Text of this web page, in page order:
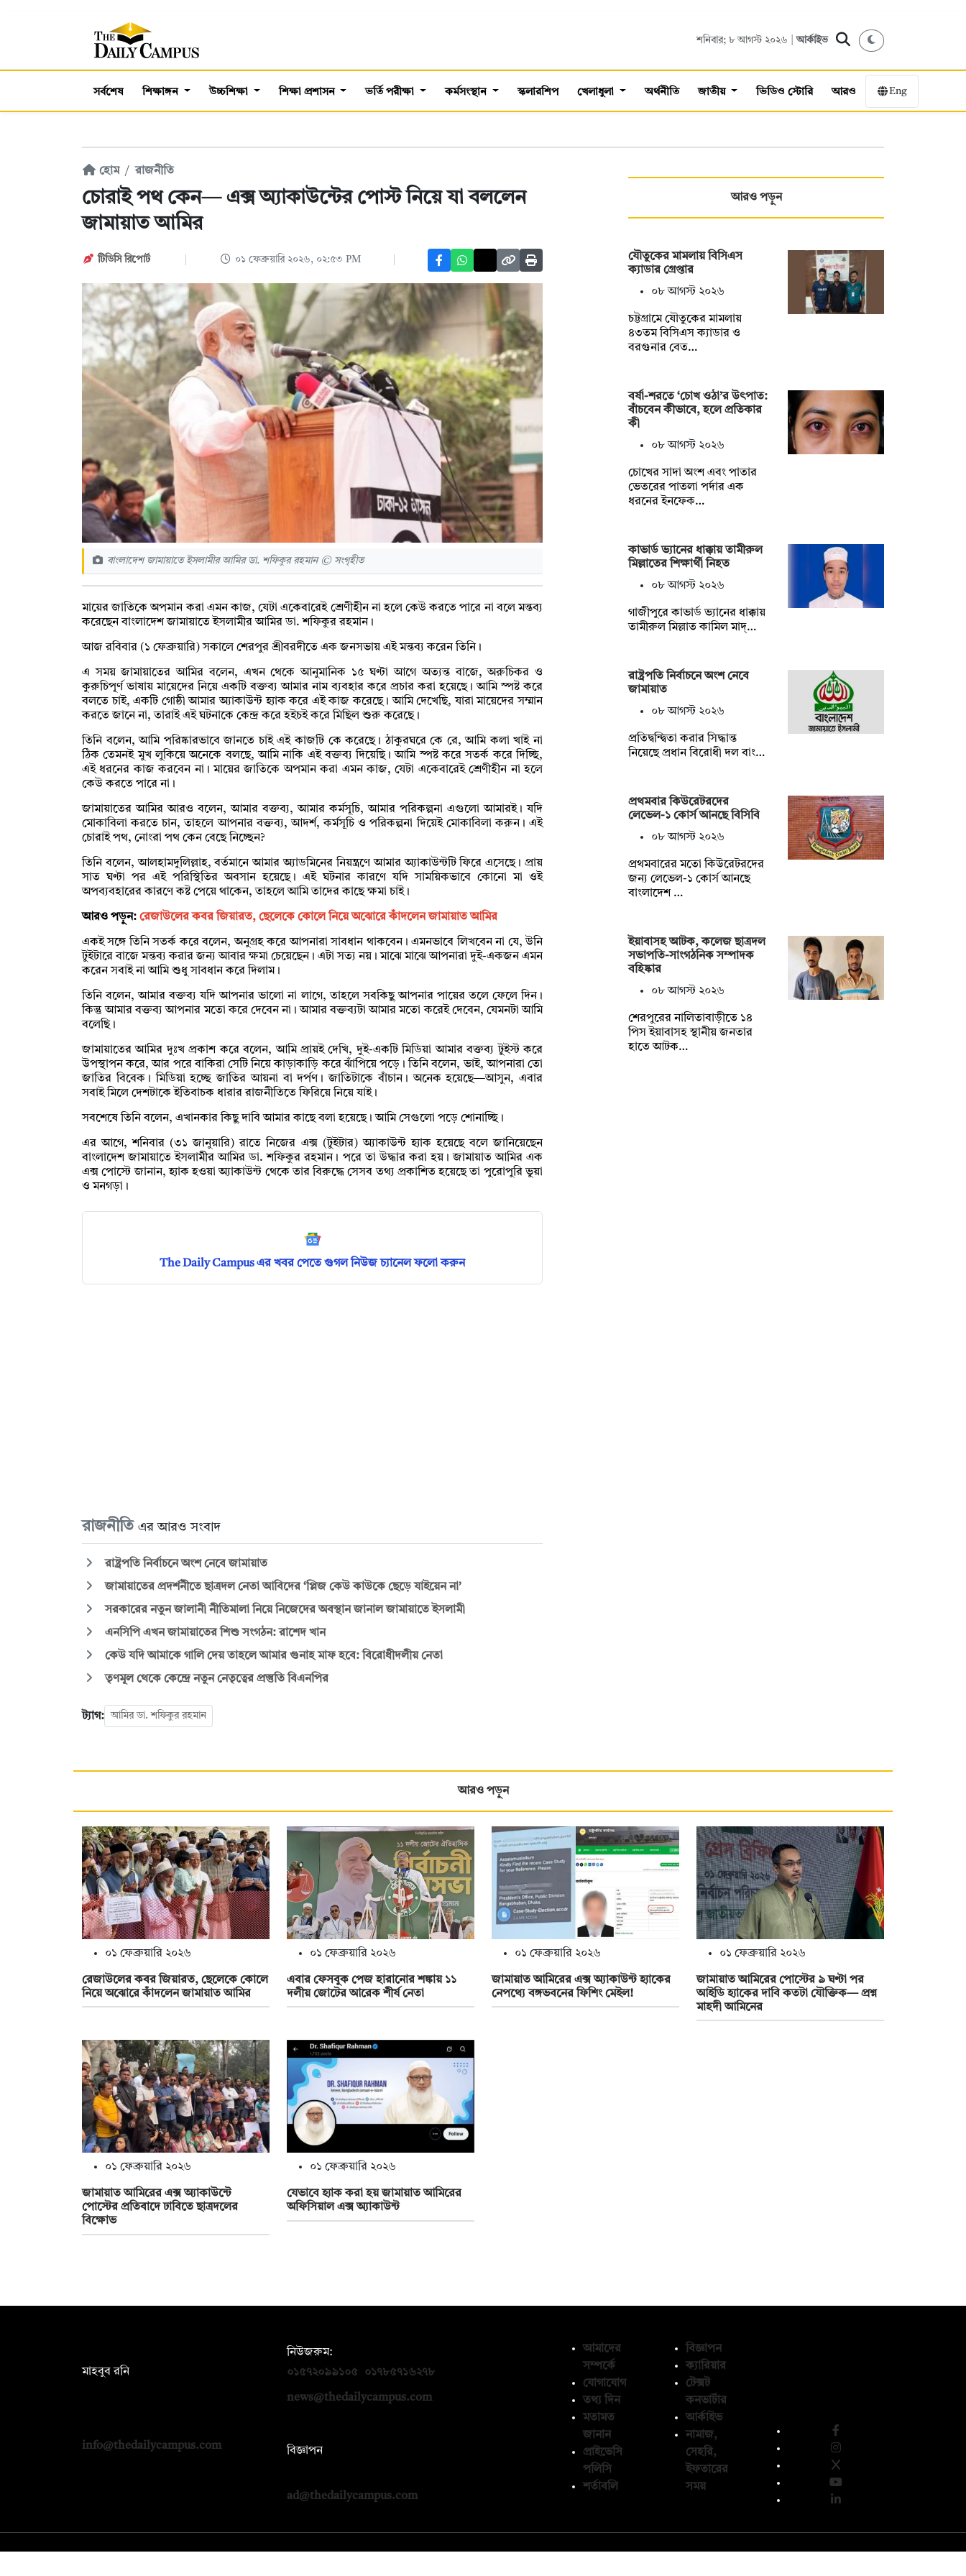
শনিবার; ৮ আগস্ট ২০২৬ |আর্কাইভ
সর্বশেষ শিক্ষাঙ্গন উচ্চশিক্ষা শিক্ষা প্রশাসন ভর্তি পরীক্ষা কর্মসংস্থান স্কলারশিপ খেলাধুলা অর্থনীতি জাতীয় ভিডিও স্টোরি আরও Eng
হোম রাজনীতি
চোরাই পথ কেন— এক্স অ্যাকাউন্টের পোস্ট নিয়ে যা বললেন
জামায়াত আমির
টিডিসি রিপোর্ট ০১ ফেব্রুয়ারি ২০২৬, ০২:৫৩ PM
বাংলাদেশ জামায়াতে ইসলামীর আমির ডা. শফিকুর রহমান © সংগৃহীত
মায়ের জাতিকে অপমান করা এমন কাজ, যেটা একেবারেই শ্রেণীহীন না হলে কেউ করতে পারে না বলে মন্তব্য
করেছেন বাংলাদেশ জামায়াতে ইসলামীর আমির ডা. শফিকুর রহমান।
আজ রবিবার (১ ফেব্রুয়ারি) সকালে শেরপুর শ্রীবরদীতে এক জনসভায় এই মন্তব্য করেন তিনি।
এ সময় জামায়াতের আমির বলেন, এখন থেকে আনুমানিক ১৫ ঘণ্টা আগে অত্যন্ত বাজে, অরুচিকর ও
কুরুচিপূর্ণ ভাষায় মায়েদের নিয়ে একটি বক্তব্য আমার নাম ব্যবহার করে প্রচার করা হয়েছে। আমি স্পষ্ট করে
বলতে চাই, একটি গোষ্ঠী আমার অ্যাকাউন্ট হ্যাক করে এই কাজ করেছে। আমি দেখেছি, যারা মায়েদের সম্মান
করতে জানে না, তারাই এই ঘটনাকে কেন্দ্র করে হইচই করে মিছিল শুরু করেছে।
তিনি বলেন, আমি পরিষ্কারভাবে জানতে চাই এই কাজটি কে করেছে। ঠাকুরঘরে কে রে, আমি কলা খাই না
ঠিক তেমনই মুখ লুকিয়ে অনেকে বলছে, আমি নাকি এই বক্তব্য দিয়েছি। আমি স্পষ্ট করে সতর্ক করে দিচ্ছি,
এই ধরনের কাজ করবেন না। মায়ের জাতিকে অপমান করা এমন কাজ, যেটা একেবারেই শ্রেণীহীন না হলে
কেউ করতে পারে না।
জামায়াতের আমির আরও বলেন, আমার বক্তব্য, আমার কর্মসূচি, আমার পরিকল্পনা এগুলো আমারই। যদি
মোকাবিলা করতে চান, তাহলে আপনার বক্তব্য, আদর্শ, কর্মসূচি ও পরিকল্পনা দিয়েই মোকাবিলা করুন। এই
চোরাই পথ, নোংরা পথ কেন বেছে নিচ্ছেন?
তিনি বলেন, আলহামদুলিল্লাহ, বর্তমানে আমার অ্যাডমিনের নিয়ন্ত্রণে আমার অ্যাকাউন্টটি ফিরে এসেছে। প্রায়
সাত ঘণ্টা পর এই পরিস্থিতির অবসান হয়েছে। এই ঘটনার কারণে যদি সাময়িকভাবে কোনো মা ওই
অপব্যবহারের কারণে কষ্ট পেয়ে থাকেন, তাহলে আমি তাদের কাছে ক্ষমা চাই।
আরও পড়ুন: রেজাউলের কবর জিয়ারত, ছেলেকে কোলে নিয়ে অঝোরে কাঁদলেন জামায়াত আমির
একই সঙ্গে তিনি সতর্ক করে বলেন, অনুগ্রহ করে আপনারা সাবধান থাকবেন। এমনভাবে লিখবেন না যে, উনি
টুইটারে বাজে মন্তব্য করার জন্য আবার ক্ষমা চেয়েছেন। এটা সত্য নয়। মাঝে মাঝে আপনারা দুই-একজন এমন
করেন সবাই না আমি শুধু সাবধান করে দিলাম।
তিনি বলেন, আমার বক্তব্য যদি আপনার ভালো না লাগে, তাহলে সবকিছু আপনার পায়ের তলে ফেলে দিন।
কিন্তু আমার বক্তব্য আপনার মতো করে দেবেন না। আমার বক্তব্যটা আমার মতো করেই দেবেন, যেমনটা আমি
বলেছি।
জামায়াতের আমির দুঃখ প্রকাশ করে বলেন, আমি প্রায়ই দেখি, দুই-একটি মিডিয়া আমার বক্তব্য টুইস্ট করে
উপস্থাপন করে, আর পরে বাকিরা সেটি নিয়ে কাড়াকাড়ি করে ঝাঁপিয়ে পড়ে। তিনি বলেন, ভাই, আপনারা তো
জাতির বিবেক। মিডিয়া হচ্ছে জাতির আয়না বা দর্পণ। জাতিটাকে বাঁচান। অনেক হয়েছে—আসুন, এবার
সবাই মিলে দেশটাকে ইতিবাচক ধারার রাজনীতিতে ফিরিয়ে নিয়ে যাই।
সবশেষে তিনি বলেন, এখানকার কিছু দাবি আমার কাছে বলা হয়েছে। আমি সেগুলো পড়ে শোনাচ্ছি।
এর আগে, শনিবার (৩১ জানুয়ারি) রাতে নিজের এক্স (টুইটার) অ্যাকাউন্ট হ্যাক হয়েছে বলে জানিয়েছেন
বাংলাদেশ জামায়াতে ইসলামীর আমির ডা. শফিকুর রহমান। পরে তা উদ্ধার করা হয়। জামায়াত আমির এক
এক্স পোস্টে জানান, হ্যাক হওয়া অ্যাকাউন্ট থেকে তার বিরুদ্ধে সেসব তথ্য প্রকাশিত হয়েছে তা পুরোপুরি ভুয়া
ও মনগড়া।
The Daily Campus এর খবর পেতে গুগল নিউজ চ্যানেল ফলো করুন
রাজনীতি এর আরও সংবাদ
রাষ্ট্রপতি নির্বাচনে অংশ নেবে জামায়াত
জামায়াতের প্রদর্শনীতে ছাত্রদল নেতা আবিদের ‘প্লিজ কেউ কাউকে ছেড়ে যাইয়েন না’
সরকারের নতুন জালানী নীতিমালা নিয়ে নিজেদের অবস্থান জানাল জামায়াতে ইসলামী
এনসিপি এখন জামায়াতের শিশু সংগঠন: রাশেদ খান
কেউ যদি আমাকে গালি দেয় তাহলে আমার গুনাহ মাফ হবে: বিরোধীদলীয় নেতা
তৃণমূল থেকে কেন্দ্রে নতুন নেতৃত্বের প্রস্তুতি বিএনপির
ট্যাগ: আমির ডা. শফিকুর রহমান
আরও পড়ুন
যৌতুকের মামলায় বিসিএস
ক্যাডার গ্রেপ্তার
০৮ আগস্ট ২০২৬
চট্টগ্রামে যৌতুকের মামলায়
৪৩তম বিসিএস ক্যাডার ও
বরগুনার বেত…
বর্ষা-শরতে ‘চোখ ওঠা’র উৎপাত:
বাঁচবেন কীভাবে, হলে প্রতিকার
কী
০৮ আগস্ট ২০২৬
চোখের সাদা অংশ এবং পাতার
ভেতরের পাতলা পর্দার এক
ধরনের ইনফেক…
কাভার্ড ভ্যানের ধাক্কায় তামীরুল
মিল্লাতের শিক্ষার্থী নিহত
০৮ আগস্ট ২০২৬
গাজীপুরে কাভার্ড ভ্যানের ধাক্কায়
তামীরুল মিল্লাত কামিল মাদ্…
রাষ্ট্রপতি নির্বাচনে অংশ নেবে
জামায়াত
০৮ আগস্ট ২০২৬
প্রতিদ্বন্দ্বিতা করার সিদ্ধান্ত
নিয়েছে প্রধান বিরোধী দল বাং…
প্রথমবার কিউরেটরদের
লেভেল-১ কোর্স আনছে বিসিবি
০৮ আগস্ট ২০২৬
প্রথমবারের মতো কিউরেটরদের
জন্য লেভেল-১ কোর্স আনছে
বাংলাদেশ …
ইয়াবাসহ আটক, কলেজ ছাত্রদল
সভাপতি-সাংগঠনিক সম্পাদক
বহিষ্কার
০৮ আগস্ট ২০২৬
শেরপুরের নালিতাবাড়ীতে ১৪
পিস ইয়াবাসহ স্থানীয় জনতার
হাতে আটক…
আরও পড়ুন
০১ ফেব্রুয়ারি ২০২৬
রেজাউলের কবর জিয়ারত, ছেলেকে কোলে
নিয়ে অঝোরে কাঁদলেন জামায়াত আমির
০১ ফেব্রুয়ারি ২০২৬
এবার ফেসবুক পেজ হারানোর শঙ্কায় ১১
দলীয় জোটের আরেক শীর্ষ নেতা
০১ ফেব্রুয়ারি ২০২৬
জামায়াত আমিরের এক্স অ্যাকাউন্ট হ্যাকের
নেপথ্যে বঙ্গভবনের ফিশিং মেইল!
০১ ফেব্রুয়ারি ২০২৬
জামায়াত আমিরের পোস্টের ৯ ঘণ্টা পর
আইডি হ্যাকের দাবি কতটা যৌক্তিক— প্রশ্ন
মাহদী আমিনের
০১ ফেব্রুয়ারি ২০২৬
জামায়াত আমিরের এক্স অ্যাকাউন্টে
পোস্টের প্রতিবাদে ঢাবিতে ছাত্রদলের
বিক্ষোভ
০১ ফেব্রুয়ারি ২০২৬
যেভাবে হ্যাক করা হয় জামায়াত আমিরের
অফিসিয়াল এক্স অ্যাকাউন্ট
মাহবুব রনি
info@thedailycampus.com
নিউজরুম:
০১৫৭২০৯৯১০৫
০১৭৮৫৭১৬২৭৮
news@thedailycampus.com
বিজ্ঞাপন
ad@thedailycampus.com
আমাদের
সম্পর্কে
যোগাযোগ
তথ্য দিন
মতামত
জানান
প্রাইভেসি
পলিসি
শর্তাবলি
বিজ্ঞাপন
ক্যারিয়ার
টেক্সট
কনভার্টার
আর্কাইভ
নামাজ,
সেহরি,
ইফতারের
সময়
© কপিরাইট 2026, দ্য ডেইলি ক্যাম্পাস লিমিটেড